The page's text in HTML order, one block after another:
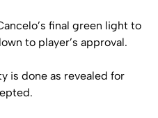
final green light to
to player’s approval.
is done as revealed for